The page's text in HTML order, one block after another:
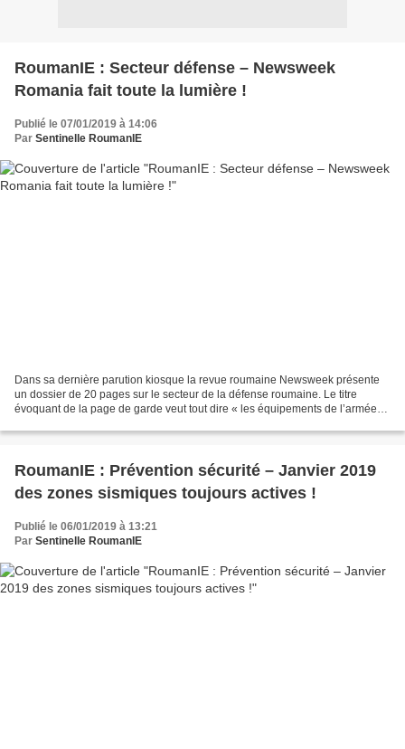
RoumanIE : Secteur défense – Newsweek
Romania fait toute la lumière !
Publié le 07/01/2019 à 14:06
Par Sentinelle RoumanIE
Dans sa dernière parution kiosque la revue roumaine Newsweek présente
un dossier de 20 pages sur le secteur de la défense roumaine. Le titre
évoquant de la page de garde veut tout dire « les équipements de l’armée
RoumanIE : Prévention sécurité – Janvier 2019
des zones sismiques toujours actives !
Publié le 06/01/2019 à 13:21
Par Sentinelle RoumanIE